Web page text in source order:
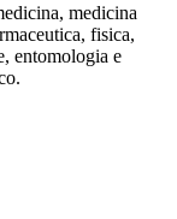
medicina
fisica,
entomologia e